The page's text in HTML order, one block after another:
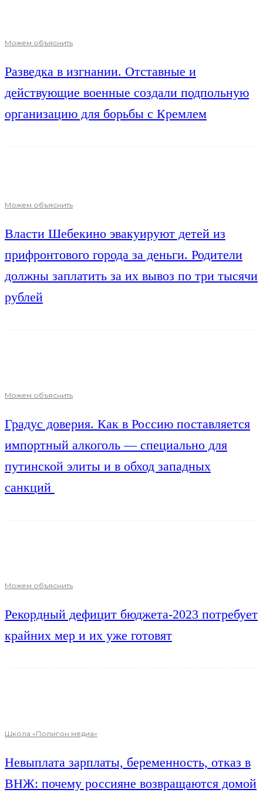
Можем объяснить
Разведка в изгнании. Отставные и
действующие военные создали подпольную
организацию для борьбы с Кремлем
Можем объяснить
Власти Шебекино эвакуируют детей из
прифронтового города за деньги. Родители
должны заплатить за их вывоз по три тысячи
рублей
Можем объяснить
Градус доверия. Как в Россию поставляется
импортный алкоголь — специально для
путинской элиты и в обход западных
санкций
Можем объяснить
Рекордный дефицит бюджета-2023 потребует
крайних мер и их уже готовят
Школа «Полигон медиа»
Невыплата зарплаты, беременность, отказ в
ВНЖ: почему россияне возвращаются домой